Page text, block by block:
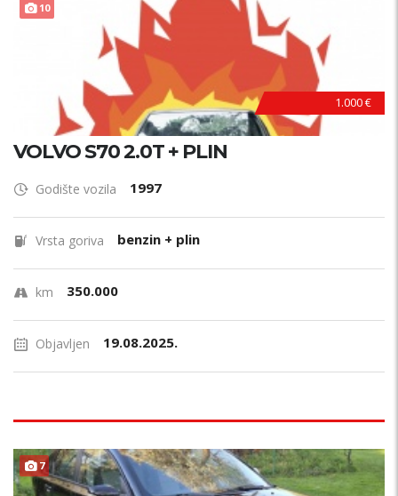
10
1.000 €
VOLVO S70 2.0T + PLIN
Godište vozila 1997
Vrsta goriva benzin + plin
km 350.000
Objavljen 19.08.2025.
7